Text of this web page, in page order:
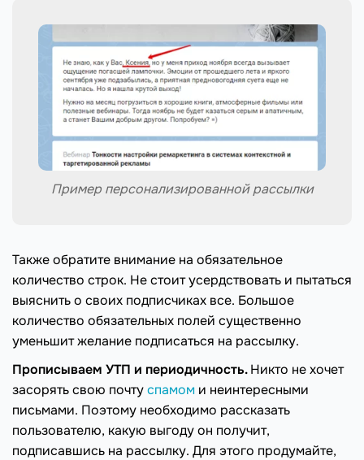
Пример персонализированной рассылки
Также обратите внимание на обязательное
количество строк. Не стоит усердствовать и пытаться
выяснить о своих подписчиках все. Большое
количество обязательных полей существенно
уменьшит желание подписаться на рассылку.
Прописываем УТП и периодичность.Никто не хочет
засорять свою почтуспамом и неинтересными
письмами. Поэтому необходимо рассказать
пользователю, какую выгоду он получит,
подписавшись на рассылку. Для этого продумайте,